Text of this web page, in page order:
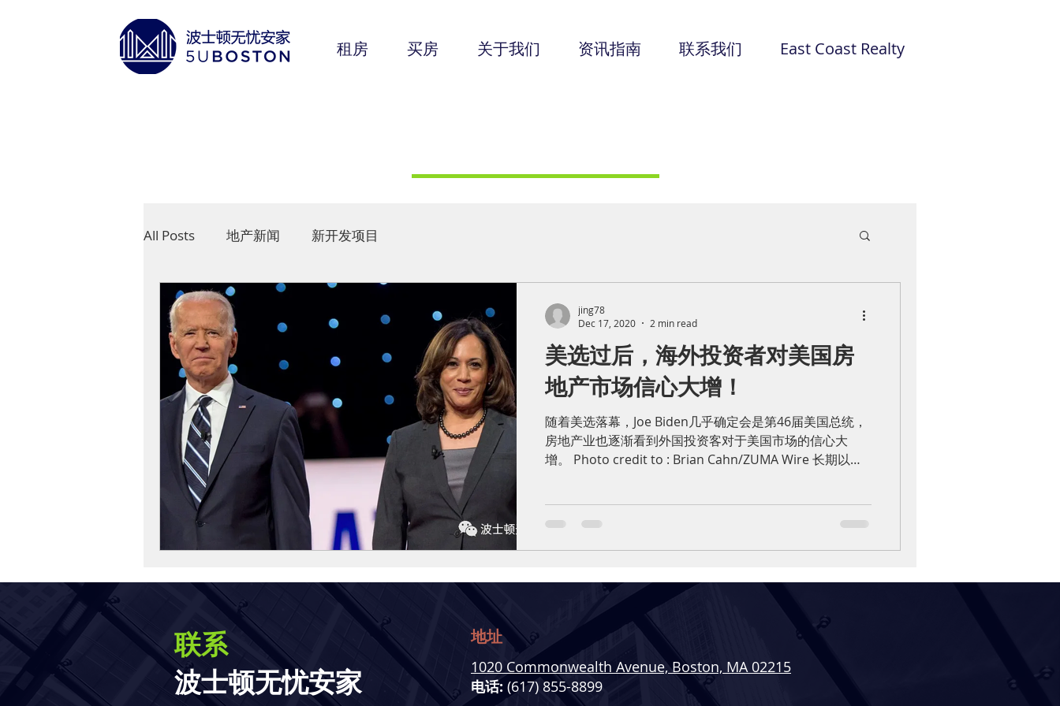
租房 买房 关于我们 资讯指南 联系我们 East Coast Realty
All Posts 地产新闻 新开发项目
美选过后，海外投资者对美国房
地产市场信心大增！
随着美选落幕，Joe Biden几乎确定会是第46届美国总统，
房地产业也逐渐看到外国投资客对于美国市场的信心大
增。 Photo credit to : Brian Cahn/ZUMA Wire 长期以
jing78
Dec 17, 2020
2 min read
联系
波士顿无忧安家
地址
1020 Commonwealth Avenue, Boston, MA 02215
电话: (617) 855-8899